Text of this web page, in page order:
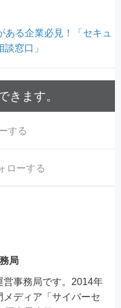
ある企業必見！「セキュ
窓口」
きます。
する
ローする
局
営事務局です。2014年
ディア「サイバーセ